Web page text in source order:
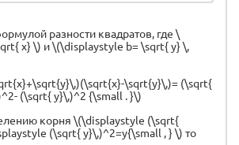
разности квадратов, где \
x} \) и \(\displaystyle b= \sqrt{ y} \,
\sqrt{y}\,)= (\sqrt{
(\sqrt{ y}\,)^2 {\small . }\)
корня \(\displaystyle (\sqrt{
(\sqrt{ y}\,)^2=y{\small , } \) то